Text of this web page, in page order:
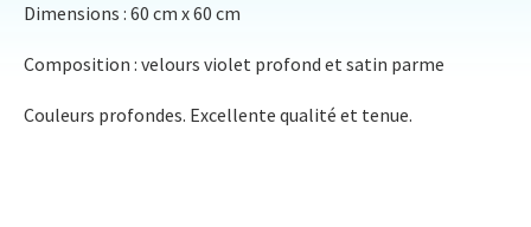
Dimensions : 60 cm x 60 cm
Composition : velours violet profond et satin parme
Couleurs profondes. Excellente qualité et tenue.